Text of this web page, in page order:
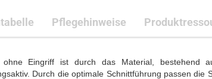
Pflegehinweise
ohne Eingriff ist durch das Material, bestehend
Durch die optimale Schnittführung passen die